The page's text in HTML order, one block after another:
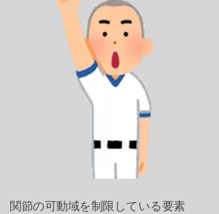
関節の可動域を制限している要素